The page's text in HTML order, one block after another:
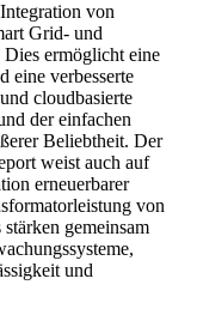
von
Grid- und
ermöglicht eine
eine verbesserte
cloudbasierte
der einfachen
Beliebtheit. Der
weist auch auf
erneuerbarer
von
gemeinsam
und